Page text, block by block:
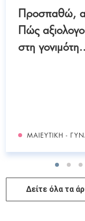
Προσπαθώ,
Πώς
στη
ΜΑΙΕΥΤΙΚΉ -
Δείτε όλα τα